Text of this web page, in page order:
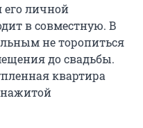
его личной
в совместную. В
не торопиться
до свадьбы.
квартира
нажитой